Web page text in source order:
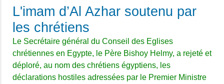
L'imam d’Al Azhar soutenu par
les chrétiens
Le Secrétaire général du Conseil des Eglises
chrétiennes en Egypte, le Père Bishoy Helmy, a rejeté et
déploré, au nom des chrétiens égyptiens, les
déclarations hostiles adressées par le Premier Ministre